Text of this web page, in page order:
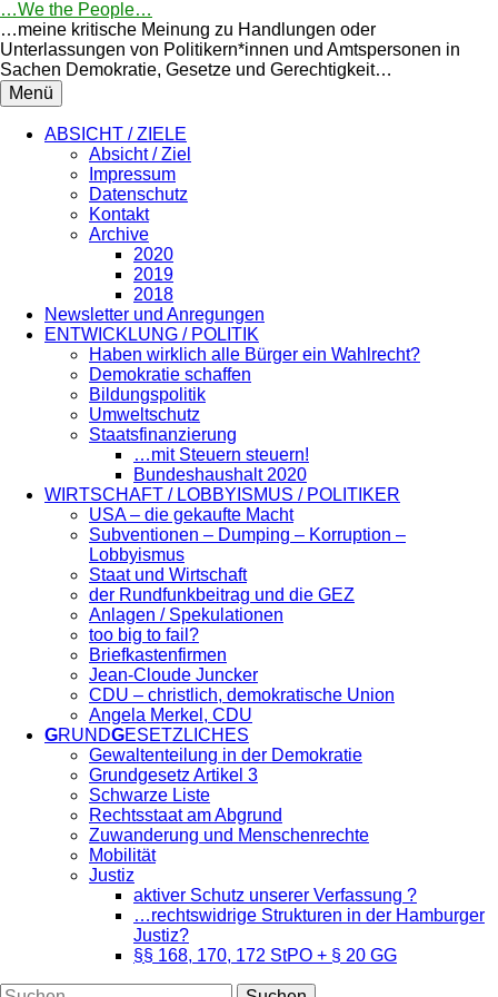
Springe
zum
Inhalt
…We the People…
…meine kritische Meinung zu Handlungen oder
Unterlassungen von Politikern*innen und Amtspersonen in
Sachen Demokratie, Gesetze und Gerechtigkeit…
Menü
ABSICHT / ZIELE
Absicht / Ziel
Impressum
Datenschutz
Kontakt
Archive
2020
2019
2018
Newsletter und Anregungen
ENTWICKLUNG / POLITIK
Haben wirklich alle Bürger ein Wahlrecht?
Demokratie schaffen
Bildungspolitik
Umweltschutz
Staatsfinanzierung
…mit Steuern steuern!
Bundeshaushalt 2020
WIRTSCHAFT / LOBBYISMUS / POLITIKER
USA – die gekaufte Macht
Subventionen – Dumping – Korruption –
Lobbyismus
Staat und Wirtschaft
der Rundfunkbeitrag und die GEZ
Anlagen / Spekulationen
too big to fail?
Briefkastenfirmen
Jean-Cloude Juncker
CDU – christlich, demokratische Union
Angela Merkel, CDU
GRUNDGESETZLICHES
Gewaltenteilung in der Demokratie
Grundgesetz Artikel 3
Schwarze Liste
Rechtsstaat am Abgrund
Zuwanderung und Menschenrechte
Mobilität
Justiz
aktiver Schutz unserer Verfassung ?
…rechtswidrige Strukturen in der Hamburger
Justiz?
§§ 168, 170, 172 StPO + § 20 GG
Suchen